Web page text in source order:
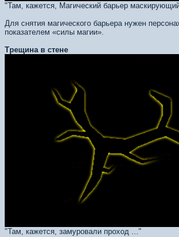
"Там, кажется, Магический барьер
Для снятия магического барьера нужен
показателем «силы магии».
Трещина в стене
"Там, кажется, замуровали проход ..."